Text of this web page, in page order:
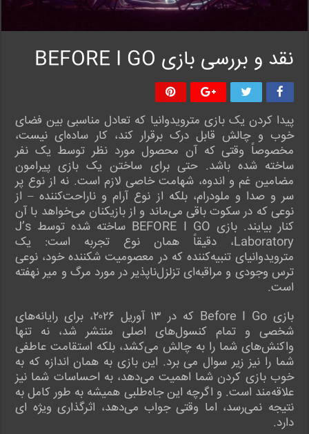
نقد و بررسی بازی BEFORE I GO
پیدا کردن یک بازی مترویدوانیا که تعادل مناسبی بین فضای
خوب و چالش قابل درک برقرار کند، کار ساده‌ای نیست،
مخصوصاً وقتی که آن محصول مورد نظر توسط یک نفر
ساخته شده باشد. حتی برای ساختن یک بازی پیرامون
مضامین غم و اندوه، شهامت خاصی لازم است. نه از نوع پر
سر و صدا و ملودرام، بلکه از نوع آرام و ناراحت‌کننده – از
نوعی که در سکوت باقی می‌ماند و از بازیکنان می‌خواهد با آن
کنار بیایند. بازی BEFORE I GO ساخته شده توسط J’s
Laboratory، دقیقاً همان نوع تجربه است: یک
مترویدوانیای تنبیه‌کننده که در معصومیت شکننده خود، نوعی
ترس وجودی و مراقبه‌ای تزلزل‌ناپذیر در مورد مرگ و میر نهفته
است.
بازی Before I Go که در ۱۳ آوریل ۲۰۲۶، برای رایانه‌های
شخصی و تمام کنسول‌های اصلی منتشر شد، نه تنها
واکنش‌های شما را به چالش می‌کشد، بلکه استقامت عاطفی
شما را نیز زیر سوال می برد. این بازی به همان اندازه که به
خوب بازی کردن شما اهمیت می‌دهد، به احساسات شما نیز
علاقه‌مند است. و اگرچه این جاه‌طلبی همیشه به طور کامل به
نتیجه نمی‌رسد، اما وقتی جواب می‌دهد، اثرگذاری ویژه ای
دارد.